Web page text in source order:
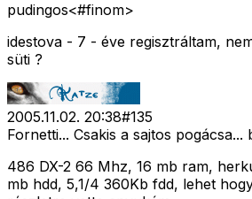
pudingos<#finom>
idestova - 7 - éve regisztráltam,
süti ?
2005.11.02. 20:38#135
Fornetti... Csakis a sajtos pogácsa...
486 DX-2 66 Mhz, 16 mb ram,
mb hdd, 5,1/4 360Kb fdd, lehet